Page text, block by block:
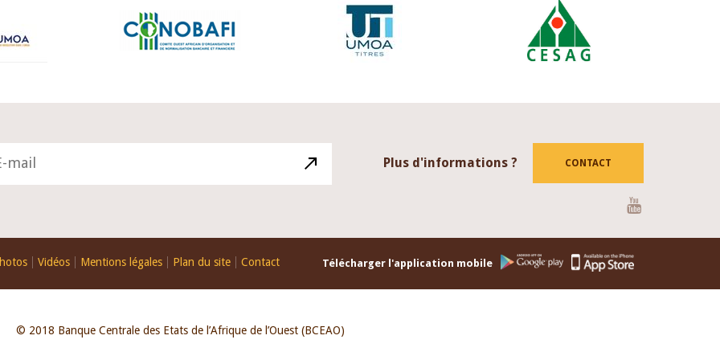
Plus d'informations ? CONTACT
Vidéos Mentions légales Plan du site Contact Télécharger l'application mobile
© 2018 Banque Centrale des Etats de l’Afrique de l’Ouest (BCEAO)